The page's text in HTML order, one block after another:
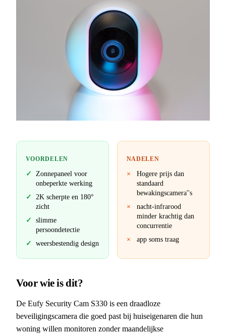
VOORDELEN
Zonnepaneel voor
onbeperkte werking
2K scherpte en 180°
zicht
slimme
persoondetectie
weersbestendig design
NADELEN
Hogere prijs dan
standaard
bewakingscamera''s
nacht-infrarood
minder krachtig dan
concurrentie
app soms traag
Voor wie is dit?
De Eufy Security Cam S330 is een draadloze
beveiligingscamera die goed past bij huiseigenaren die hun
woning willen monitoren zonder maandelijkse